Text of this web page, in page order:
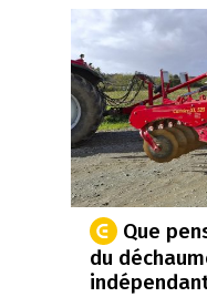
Que
du